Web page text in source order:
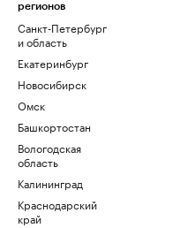
регионов
Санкт-Петербург
и область
Екатеринбург
Новосибирск
Омск
Башкортостан
Вологодская
область
Калининград
Краснодарский
край